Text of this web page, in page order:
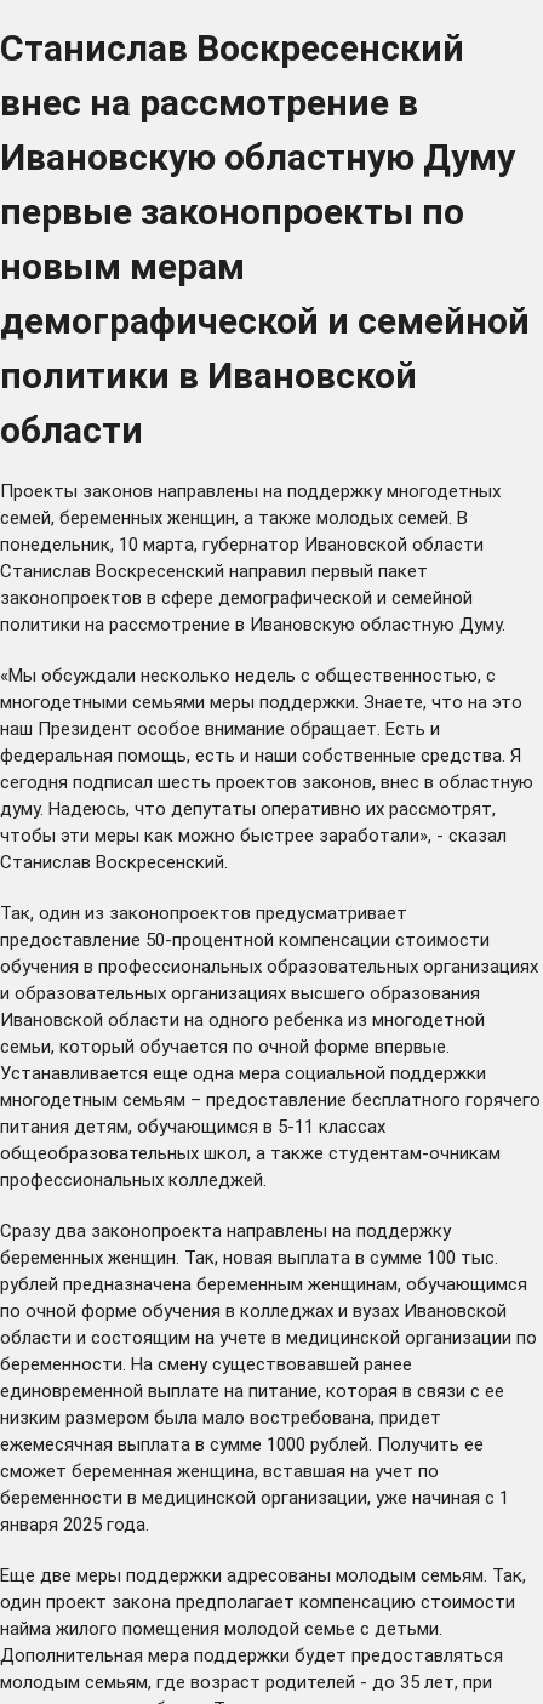
Станислав Воскресенский
внес на рассмотрение в
Ивановскую областную Думу
первые законопроекты по
новым мерам
демографической и семейной
политики в Ивановской
области
Проекты законов направлены на поддержку многодетных
семей, беременных женщин, а также молодых семей. В
понедельник, 10 марта, губернатор Ивановской области
Станислав Воскресенский направил первый пакет
законопроектов в сфере демографической и семейной
политики на рассмотрение в Ивановскую областную Думу.
«Мы обсуждали несколько недель с общественностью, с
многодетными семьями меры поддержки. Знаете, что на это
наш Президент особое внимание обращает. Есть и
федеральная помощь, есть и наши собственные средства. Я
сегодня подписал шесть проектов законов, внес в областную
думу. Надеюсь, что депутаты оперативно их рассмотрят,
чтобы эти меры как можно быстрее заработали», - сказал
Станислав Воскресенский.
Так, один из законопроектов предусматривает
предоставление 50-процентной компенсации стоимости
обучения в профессиональных образовательных организациях
и образовательных организациях высшего образования
Ивановской области на одного ребенка из многодетной
семьи, который обучается по очной форме впервые.
Устанавливается еще одна мера социальной поддержки
многодетным семьям – предоставление бесплатного горячего
питания детям, обучающимся в 5-11 классах
общеобразовательных школ, а также студентам-очникам
профессиональных колледжей.
Сразу два законопроекта направлены на поддержку
беременных женщин. Так, новая выплата в сумме 100 тыс.
рублей предназначена беременным женщинам, обучающимся
по очной форме обучения в колледжах и вузах Ивановской
области и состоящим на учете в медицинской организации по
беременности. На смену существовавшей ранее
единовременной выплате на питание, которая в связи с ее
низким размером была мало востребована, придет
ежемесячная выплата в сумме 1000 рублей. Получить ее
сможет беременная женщина, вставшая на учет по
беременности в медицинской организации, уже начиная с 1
января 2025 года.
Еще две меры поддержки адресованы молодым семьям. Так,
один проект закона предполагает компенсацию стоимости
найма жилого помещения молодой семье с детьми.
Дополнительная мера поддержки будет предоставляться
молодым семьям, где возраст родителей - до 35 лет, при